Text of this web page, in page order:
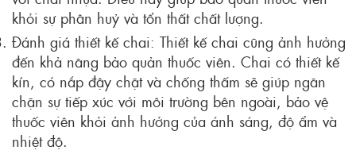
khỏi sự phân huỷ và tổn thất chất lượng.
Đánh giá thiết kế chai: Thiết kế chai cũng ảnh hưởng
đến khả năng bảo quản thuốc viên. Chai có thiết kế
kín, có nắp đậy chặt và chống thấm sẽ giúp ngăn
chặn sự tiếp xúc với môi trường bên ngoài, bảo vệ
thuốc viên khỏi ảnh hưởng của ánh sáng, độ ẩm và
nhiệt độ.